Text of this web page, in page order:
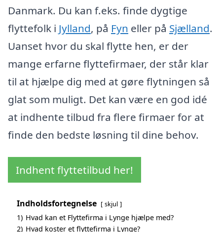
Danmark. Du kan f.eks. finde dygtige
flyttefolk i Jylland, på Fyn eller på Sjælland.
Uanset hvor du skal flytte hen, er der
mange erfarne flyttefirmaer, der står klar
til at hjælpe dig med at gøre flytningen så
glat som muligt. Det kan være en god idé
at indhente tilbud fra flere firmaer for at
finde den bedste løsning til dine behov.
Indhent flyttetilbud her!
Indholdsfortegnelse skjul
1) Hvad kan et Flyttefirma i Lynge hjælpe med?
2) Hvad koster et flyttefirma i Lynge?